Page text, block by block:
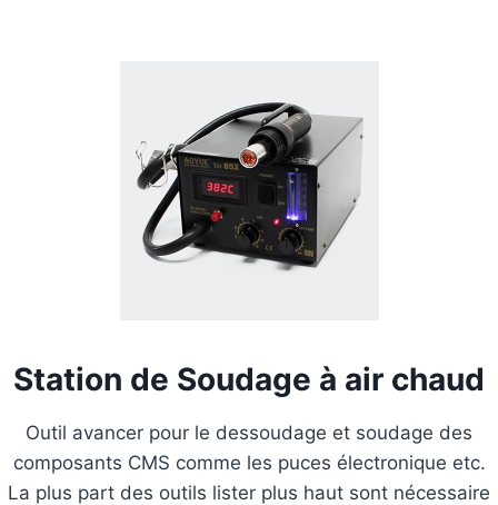
Station de Soudage à air chaud
Outil avancer pour le dessoudage et soudage des
composants CMS comme les puces électronique etc.
La plus part des outils lister plus haut sont nécessaire